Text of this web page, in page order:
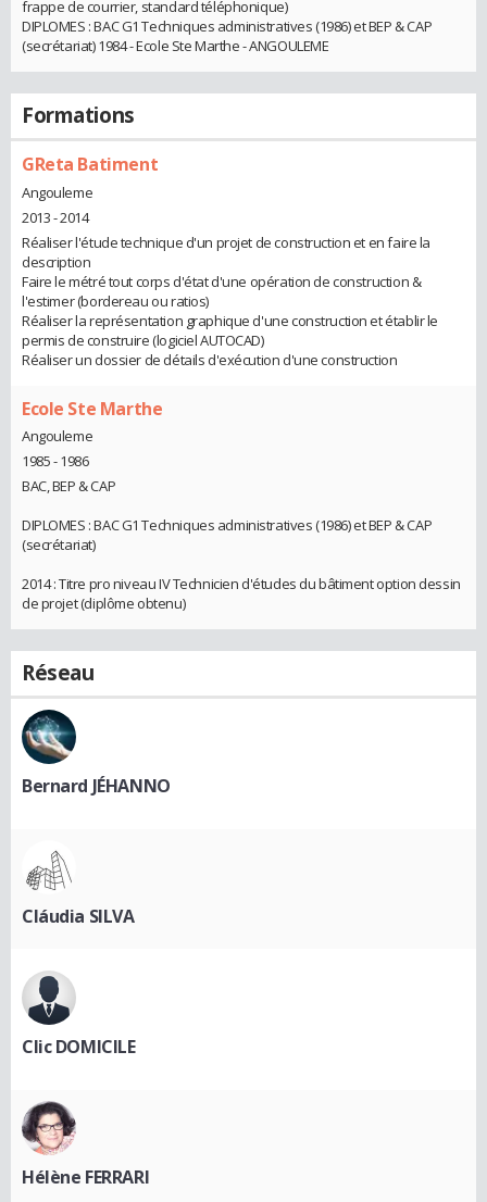
frappe de courrier, standard téléphonique)
DIPLOMES : BAC G1 Techniques administratives (1986) et BEP & CAP
(secrétariat) 1984 - Ecole Ste Marthe - ANGOULEME
Formations
GReta Batiment
Angouleme
2013 - 2014
Réaliser l'étude technique d'un projet de construction et en faire la
description
Faire le métré tout corps d'état d'une opération de construction &
l'estimer (bordereau ou ratios)
Réaliser la représentation graphique d'une construction et établir le
permis de construire (logiciel AUTOCAD)
Réaliser un dossier de détails d'exécution d'une construction
Ecole Ste Marthe
Angouleme
1985 - 1986
BAC, BEP & CAP
DIPLOMES : BAC G1 Techniques administratives (1986) et BEP & CAP
(secrétariat)
2014 : Titre pro niveau IV Technicien d'études du bâtiment option dessin
de projet (diplôme obtenu)
Réseau
Bernard JÉHANNO
Cláudia SILVA
Clic DOMICILE
Hélène FERRARI